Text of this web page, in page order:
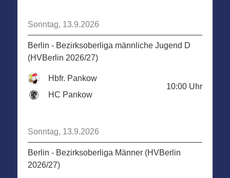
Sonntag, 13.9.2026
Berlin - Bezirksoberliga männliche Jugend D
(HVBerlin 2026/27)
Hbfr. Pankow
HC Pankow
10:00 Uhr
Sonntag, 13.9.2026
Berlin - Bezirksoberliga Männer (HVBerlin
2026/27)